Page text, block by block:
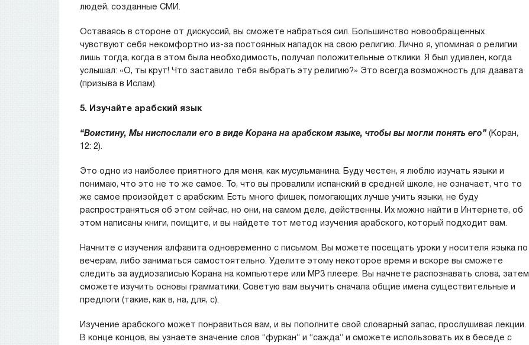
людей, созданные СМИ.
Оставаясь в стороне от дискуссий, вы сможете набраться сил. Большинство новообращенных
чувствуют себя некомфортно из-за постоянных нападок на свою религию. Лично я, упоминая о религии
лишь тогда, когда в этом была необходимость, получал положительные отклики. Я был удивлен, когда
услышал: «О, ты крут! Что заставило тебя выбрать эту религию?» Это всегда возможность для даавата
(призыва в Ислам).
5. Изучайте арабский язык
“Воистину, Мы ниспослали его в виде Корана на арабском языке, чтобы вы могли понять его” (Коран,
12: 2).
Это одно из наиболее приятного для меня, как мусульманина. Буду честен, я люблю изучать языки и
понимаю, что это не то же самое. То, что вы провалили испанский в средней школе, не означает, что то
же самое произойдет с арабским. Есть много фишек, помогающих лучше учить языки, не буду
распространяться об этом сейчас, но они, на самом деле, действенны. Их можно найти в Интернете, об
этом написаны книги, поищите, и вы найдете тот метод изучения арабского, который подходит вам.
Начните с изучения алфавита одновременно с письмом. Вы можете посещать уроки у носителя языка по
вечерам, либо заниматься самостоятельно. Уделите этому некоторое время и вскоре вы сможете
следить за аудиозаписью Корана на компьютере или MP3 плеере. Вы начнете распознавать слова, затем
сможете изучить основы грамматики. Советую вам выучить сначала общие имена существительные и
предлоги (такие, как в, на, для, с).
Изучение арабского может понравиться вам, и вы пополните свой словарный запас, прослушивая лекции.
В конце концов, вы узнаете значение слов “фуркан” и “сажда” и сможете использовать их в беседе с